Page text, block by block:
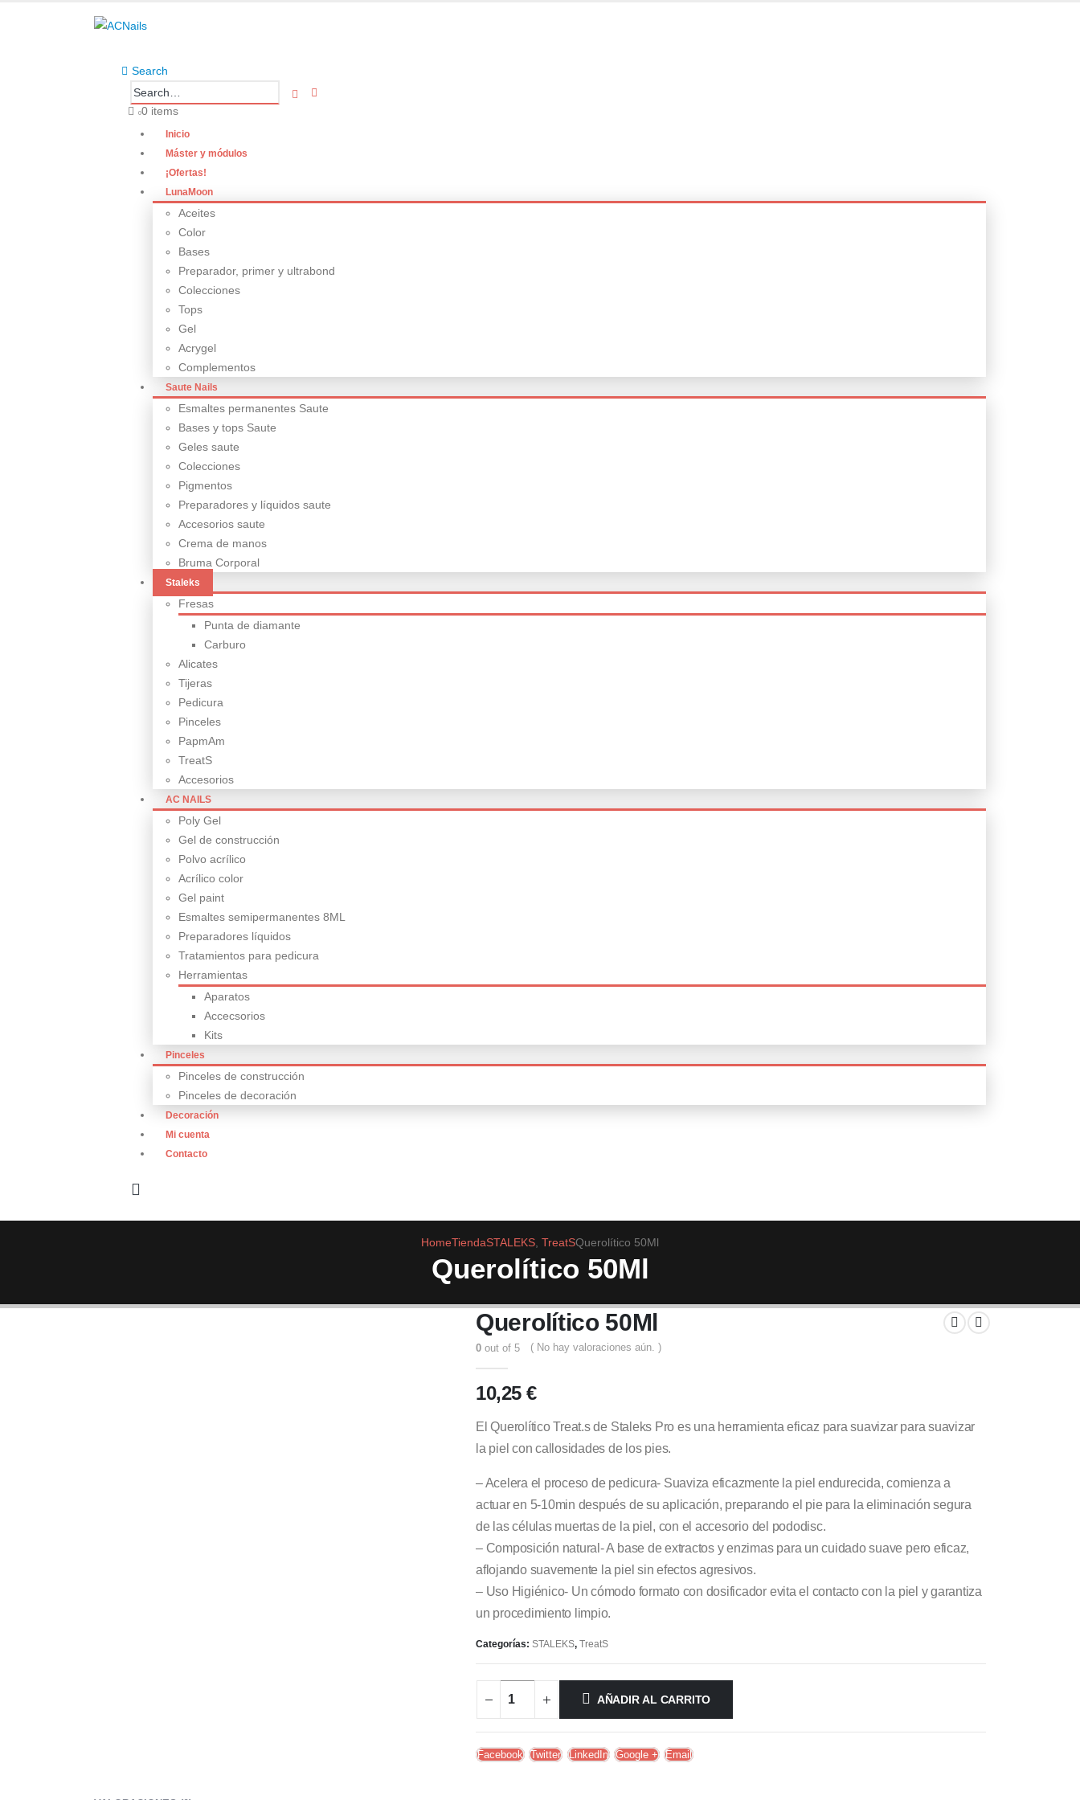
Search
00 items
Inicio
Máster y módulos
¡Ofertas!
LunaMoon
Aceites
Color
Bases
Preparador, primer y ultrabond
Colecciones
Tops
Gel
Acrygel
Complementos
Saute Nails
Esmaltes permanentes Saute
Bases y tops Saute
Geles saute
Colecciones
Pigmentos
Preparadores y líquidos saute
Accesorios saute
Crema de manos
Bruma Corporal
Staleks
Fresas
Punta de diamante
Carburo
Alicates
Tijeras
Pedicura
Pinceles
PapmAm
TreatS
Accesorios
AC NAILS
Poly Gel
Gel de construcción
Polvo acrílico
Acrílico color
Gel paint
Esmaltes semipermanentes 8ML
Preparadores líquidos
Tratamientos para pedicura
Herramientas
Aparatos
Accecsorios
Kits
Pinceles
Pinceles de construcción
Pinceles de decoración
Decoración
Mi cuenta
Contacto
HomeTiendaSTALEKS TreatSQuerolítico 50Ml
Querolítico 50Ml
Querolítico 50Ml
0 out of 5 ( No hay valoraciones aún. )
10,25€
El Querolítico Treat.s de Staleks Pro es una herramienta eficaz para suavizar para suavizar
la piel con callosidades de los pies.
– Acelera el proceso de pedicura- Suaviza eficazmente la piel endurecida, comienza a
actuar en 5-10min después de su aplicación, preparando el pie para la eliminación segura
de las células muertas de la piel, con el accesorio del pododisc.
– Composición natural- A base de extractos y enzimas para un cuidado suave pero eficaz,
aflojando suavemente la piel sin efectos agresivos.
– Uso Higiénico- Un cómodo formato con dosificador evita el contacto con la piel y garantiza
un procedimiento limpio.
Categorías: STALEKS, TreatS
AÑADIR AL CARRITO
Facebook Twitter LinkedIn Google + Email